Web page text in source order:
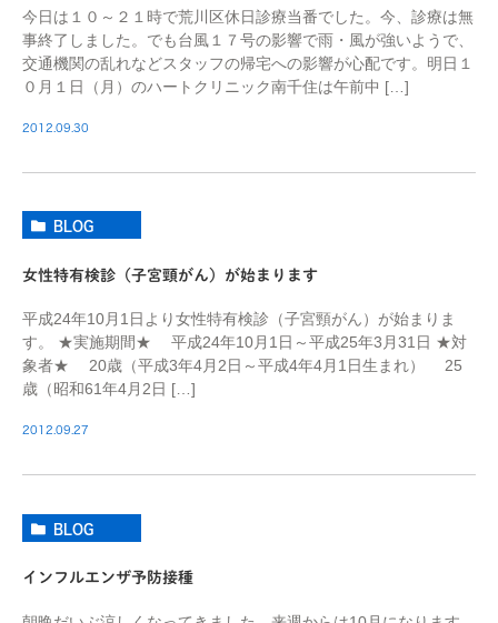
今日は１０～２１時で荒川区休日診療当番でした。今、診療は無
事終了しました。でも台風１７号の影響で雨・風が強いようで、
交通機関の乱れなどスタッフの帰宅への影響が心配です。明日１
０月１日（月）のハートクリニック南千住は午前中 […]
2012.09.30
BLOG
女性特有検診（子宮頸がん）が始まります
平成24年10月1日より女性特有検診（子宮頸がん）が始まりま
す。 ★実施期間★ 平成24年10月1日～平成25年3月31日 ★対
象者★ 20歳（平成3年4月2日～平成4年4月1日生まれ） 25
歳（昭和61年4月2日 […]
2012.09.27
BLOG
インフルエンザ予防接種